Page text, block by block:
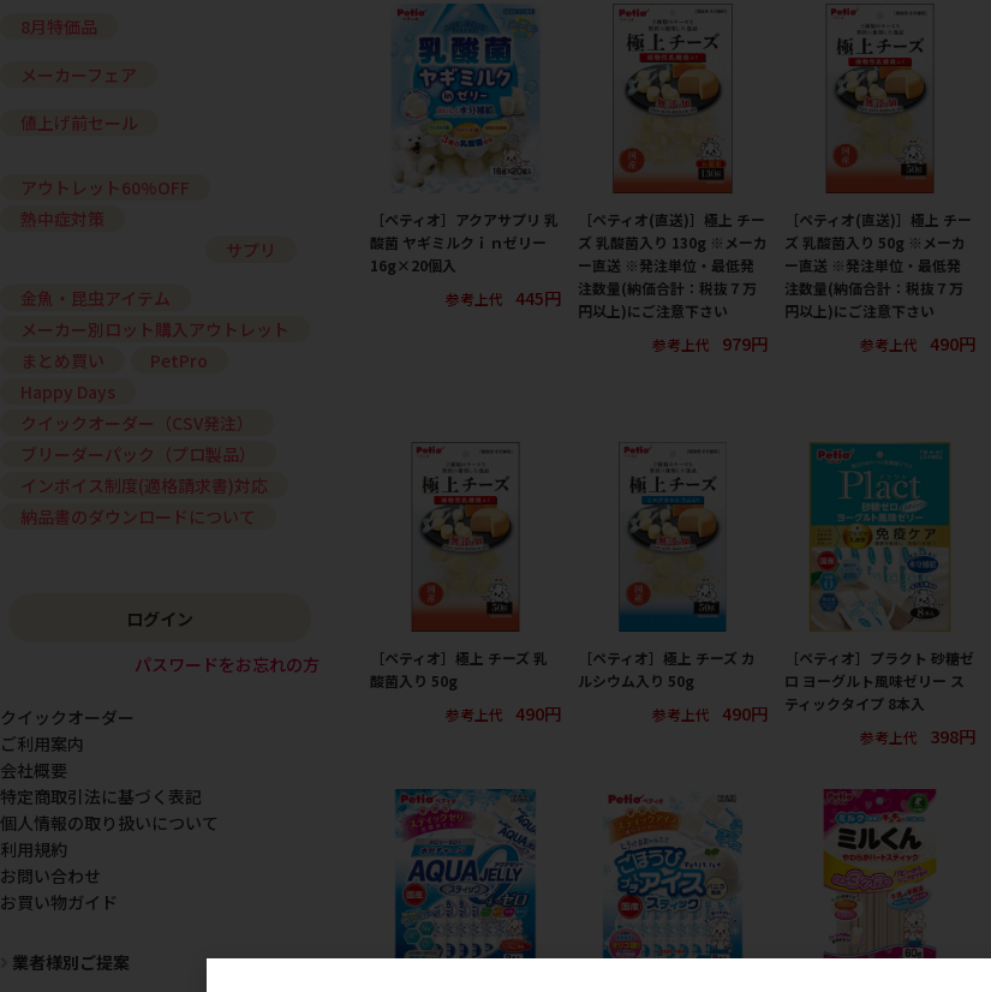
［ペティオ］アクアサプリ 乳
酸菌 ヤギミルクｉｎゼリー
16g×20個入
参考上代
445円
［ペティオ(直送)］極上 チー
ズ 乳酸菌入り 130g ※メーカ
ー直送 ※発注単位・最低発
注数量(納価合計：税抜７万
円以上)にご注意下さい
参考上代
979円
［ペティオ(直送)］極上 チー
ズ 乳酸菌入り 50g ※メーカ
ー直送 ※発注単位・最低発
注数量(納価合計：税抜７万
円以上)にご注意下さい
参考上代
490円
［ペティオ］極上 チーズ 乳
酸菌入り 50g
参考上代
490円
［ペティオ］極上 チーズ カ
ルシウム入り 50g
参考上代
490円
［ペティオ］プラクト 砂糖ゼ
ロ ヨーグルト風味ゼリー ス
ティックタイプ 8本入
参考上代
398円
8月特価品
メーカーフェア
値上げ前セール
アウトレット60%OFF
熱中症対策
サプリ
金魚・昆虫アイテム
メーカー別ロット購入アウトレット
まとめ買い
PetPro
Happy Days
クイックオーダー（CSV発注）
ブリーダーパック（プロ製品）
インボイス制度(適格請求書)対応
納品書のダウンロードについて
ログイン
パスワードをお忘れの方
クイックオーダー
ご利用案内
会社概要
特定商取引法に基づく表記
個人情報の取り扱いについて
利用規約
お問い合わせ
お買い物ガイド
業者様別ご提案